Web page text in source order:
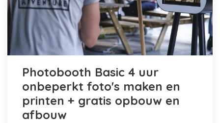
Photobooth Basic 4 uur
onbeperkt foto's maken en
printen + gratis opbouw en
afbouw